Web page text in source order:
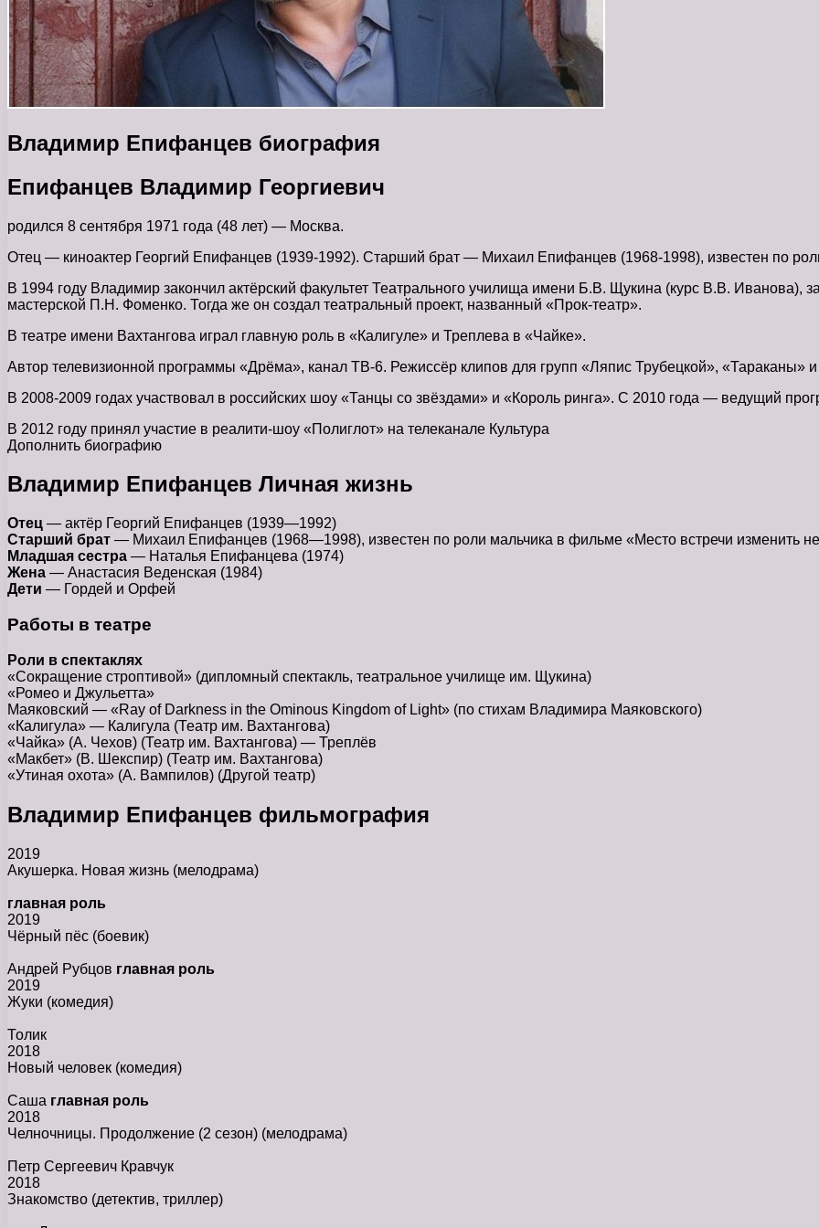
Владимир Епифанцев биография
Епифанцев Владимир Георгиевич
родился 8 сентября 1971 года (48 лет) — Москва.
Отец — киноактер Георгий Епифанцев (1939-1992). Старший брат — Михаил Епифанцев (1968-1998), известен по
В 1994 году Владимир закончил актёрский факультет Театрального училища имени Б.В. Щукина (курс В.В. Иванова),
мастерской П.Н. Фоменко. Тогда же он создал театральный проект, названный «Прок-театр».
В театре имени Вахтангова играл главную роль в «Калигуле» и Треплева в «Чайке».
Автор телевизионной программы «Дрёма», канал ТВ-6. Режиссёр клипов для групп «Ляпис Трубецкой», «Тараканы» и
В 2008-2009 годах участвовал в российских шоу «Танцы со звёздами» и «Король ринга». С 2010 года — ведущий
В 2012 году принял участие в реалити-шоу «Полиглот» на телеканале Культура
Дополнить биографию
Владимир Епифанцев Личная жизнь
Отец — актёр Георгий Епифанцев (1939—1992)
Старший брат — Михаил Епифанцев (1968—1998), известен по роли мальчика в фильме «Место встречи изменить
Младшая сестра — Наталья Епифанцева (1974)
Жена — Анастасия Веденская (1984)
Дети — Гордей и Орфей
Работы в театре
Роли в спектаклях
«Сокращение строптивой» (дипломный спектакль, театральное училище им. Щукина)
«Ромео и Джульетта»
Маяковский — «Ray of Darkness in the Ominous Kingdom of Light» (по стихам Владимира Маяковского)
«Калигула» — Калигула (Театр им. Вахтангова)
«Чайка» (А. Чехов) (Театр им. Вахтангова) — Треплёв
«Макбет» (В. Шекспир) (Театр им. Вахтангова)
«Утиная охота» (А. Вампилов) (Другой театр)
Владимир Епифанцев фильмография
2019
Акушерка. Новая жизнь (мелодрама)
главная роль
2019
Чёрный пёс (боевик)
Андрей Рубцов главная роль
2019
Жуки (комедия)
Толик
2018
Новый человек (комедия)
Саша главная роль
2018
Челночницы. Продолжение (2 сезон) (мелодрама)
Петр Сергеевич Кравчук
2018
Знакомство (детектив, триллер)